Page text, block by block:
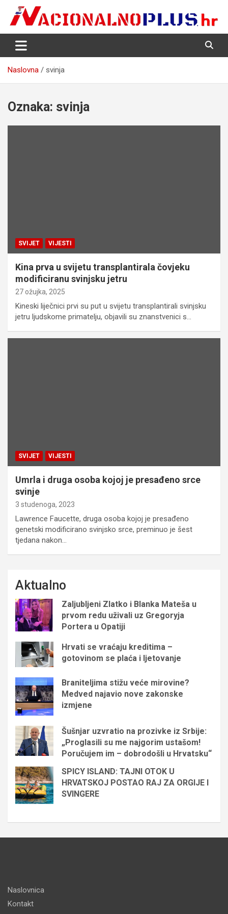
content
NacionalnoPlus.hr
Nacija želi znati više
Naslovna svinja
Oznaka: svinja
SVIJET VIJESTI
Kina prva u svijetu transplantirala čovjeku
modificiranu svinjsku jetru
27 ožujka, 2025
Kineski liječnici prvi su put u svijetu transplantirali svinjsku
jetru ljudskome primatelju, objavili su znanstvenici s…
SVIJET VIJESTI
Umrla i druga osoba kojoj je presađeno srce
svinje
3 studenoga, 2023
Lawrence Faucette, druga osoba kojoj je presađeno
genetski modificirano svinjsko srce, preminuo je šest
tjedana nakon…
Aktualno
Zaljubljeni Zlatko i Blanka Mateša u
prvom redu uživali uz Gregoryja
Portera u Opatiji
Hrvati se vraćaju kreditima –
gotovinom se plaća i ljetovanje
Braniteljima stižu veće mirovine?
Medved najavio nove zakonske
izmjene
Šušnjar uzvratio na prozivke iz Srbije:
„Proglasili su me najgorim ustašom!
Poručujem im – dobrodošli u Hrvatsku“
SPICY ISLAND: TAJNI OTOK U
HRVATSKOJ POSTAO RAJ ZA ORGIJE I
SVINGERE
Naslovnica
Kontakt